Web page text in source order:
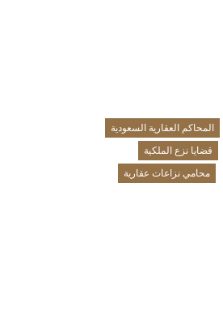
المحاكم العقارية السعودية
قضايا نزع الملكية
محامي نزاعات عقارية